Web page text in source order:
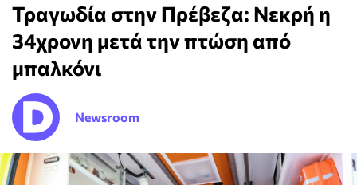
Τραγωδία στην Πρέβεζα: Νεκρή η
34χρονη μετά την πτώση από
μπαλκόνι
Newsroom